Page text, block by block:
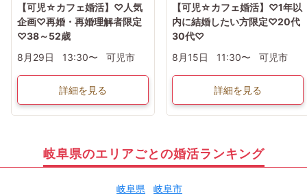
【可児☆カフェ婚活】♡人気
企画♡再婚・再婚理解者限定
♡38～52歳
8月29日
13:30〜 可児市
詳細を見る
【可児☆カフェ婚活】♡1年以
内に結婚したい方限定♡20代
30代♡
8月15日
11:30〜 可児市
詳細を見る
岐阜県のエリアごとの婚活ランキング
岐阜県 岐阜市